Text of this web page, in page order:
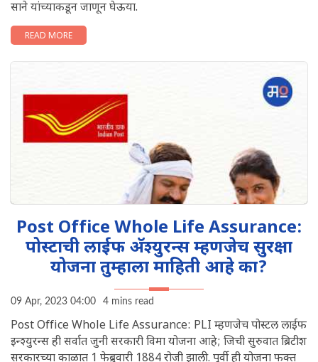
साने यांच्याकडून जाणून घेऊया.
READ MORE
Post Office Whole Life Assurance:
पोस्टाची लाईफ अ‍ॅश्युरन्स म्हणजेच सुरक्षा
योजना तुम्हाला माहिती आहे का?
09 Apr, 2023 04:00 4 mins read
Post Office Whole Life Assurance: PLI म्हणजेच पोस्टल लाईफ
इन्श्युरन्स ही सर्वात जुनी सरकारी विमा योजना आहे; जिची सुरुवात ब्रिटीश
सरकारच्या काळात 1 फेब्रुवारी 1884 रोजी झाली. पूर्वी ही योजना फक्त